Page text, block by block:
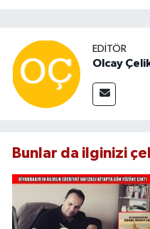
EDITÖR
Olcay
Bunlar da ilginizi